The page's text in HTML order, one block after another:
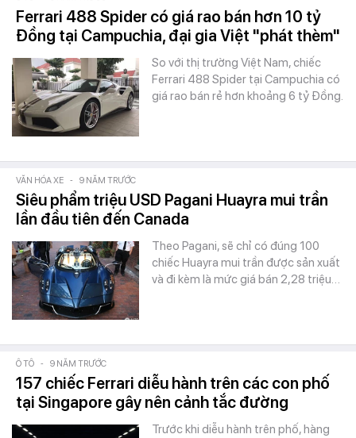
Ferrari 488 Spider có giá rao bán hơn 10 tỷ
Đồng tại Campuchia, đại gia Việt "phát thèm"
So với thị trường Việt Nam, chiếc
Ferrari 488 Spider tại Campuchia có
giá rao bán rẻ hơn khoảng 6 tỷ Đồng.
VĂN HÓA XE - 9 NĂM TRƯỚC
Siêu phẩm triệu USD Pagani Huayra mui trần
lần đầu tiên đến Canada
Theo Pagani, sẽ chỉ có đúng 100
chiếc Huayra mui trần được sản xuất
và đi kèm là mức giá bán 2,28 triệu…
Ô TÔ - 9 NĂM TRƯỚC
157 chiếc Ferrari diễu hành trên các con phố
tại Singapore gây nên cảnh tắc đường
Trước khi diễu hành trên phố, hàng